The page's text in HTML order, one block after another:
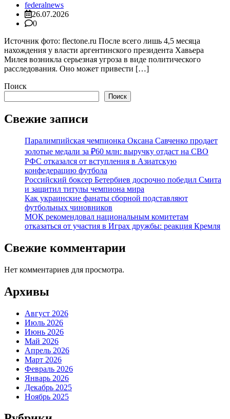
federalnews
26.07.2026
0
Источник фото: flectone.ru После всего лишь 4,5 месяца
нахождения у власти аргентинского президента Хавьера
Милея возникла серьезная угроза в виде политического
расследования. Оно может привести […]
Поиск
Поиск
Свежие записи
Паралимпийская чемпионка Оксана Савченко продает
золотые медали за ₽60 млн: выручку отдаст на СВО
РФС отказался от вступления в Азиатскую
конфедерацию футбола
Российский боксер Бетербиев досрочно победил Смита
и защитил титулы чемпиона мира
Как украинские фанаты сборной подставляют
футбольных чиновников
МОК рекомендовал национальным комитетам
отказаться от участия в Играх дружбы: реакция Кремля
Свежие комментарии
Нет комментариев для просмотра.
Архивы
Август 2026
Июль 2026
Июнь 2026
Май 2026
Апрель 2026
Март 2026
Февраль 2026
Январь 2026
Декабрь 2025
Ноябрь 2025